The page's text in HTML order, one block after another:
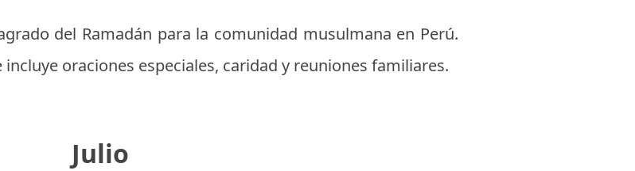
del Ramadán para la comunidad musulmana en Perú.
oraciones especiales, caridad y reuniones familiares.
Julio